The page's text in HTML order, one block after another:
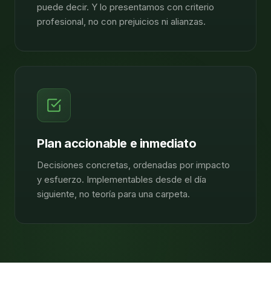
puede decir. Y lo presentamos con criterio
profesional, no con prejuicios ni alianzas.
Plan accionable e inmediato
Decisiones concretas, ordenadas por impacto
y esfuerzo. Implementables desde el día
siguiente, no teoría para una carpeta.